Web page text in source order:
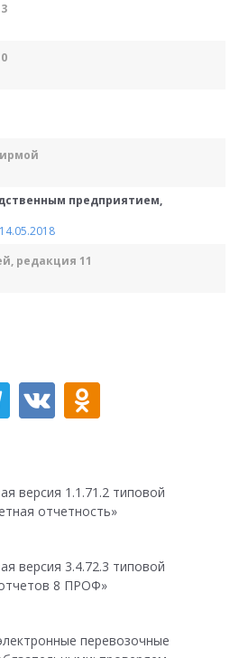
предприятием,
редакция 11
версия 1.1.71.2 типовой
отчетность»
версия 3.4.72.3 типовой
8 ПРОФ»
перевозочные